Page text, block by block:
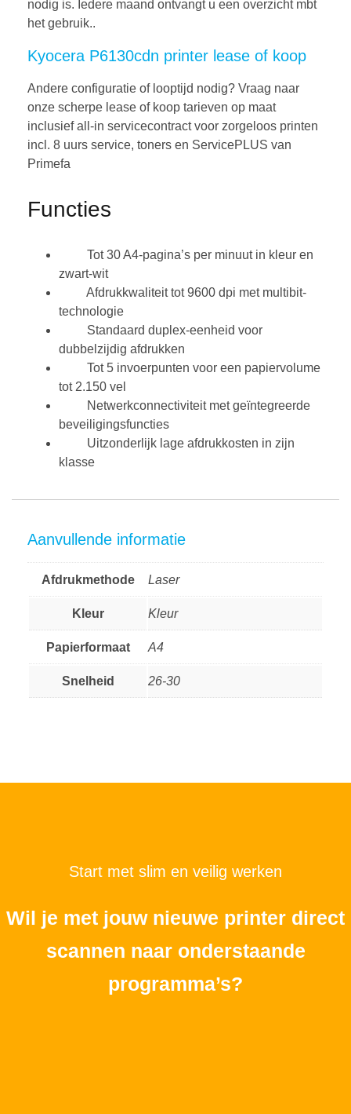
nodig is. Iedere maand ontvangt u een overzicht mbt
het gebruik..
Kyocera P6130cdn printer lease of koop
Andere configuratie of looptijd nodig? Vraag naar
onze scherpe lease of koop tarieven op maat
inclusief all-in servicecontract voor zorgeloos printen
incl. 8 uurs service, toners en ServicePLUS van
Primefa
Functies
Tot 30 A4-pagina’s per minuut in kleur en
zwart-wit
Afdrukkwaliteit tot 9600 dpi met multibit-
technologie
Standaard duplex-eenheid voor
dubbelzijdig afdrukken
Tot 5 invoerpunten voor een papiervolume
tot 2.150 vel
Netwerkconnectiviteit met geïntegreerde
beveiligingsfuncties
Uitzonderlijk lage afdrukkosten in zijn
klasse
Aanvullende informatie
Afdrukmethode Laser
Kleur Kleur
Papierformaat A4
Snelheid 26-30
Start met slim en veilig werken
Wil je met jouw nieuwe printer direct
scannen naar onderstaande
programma’s?